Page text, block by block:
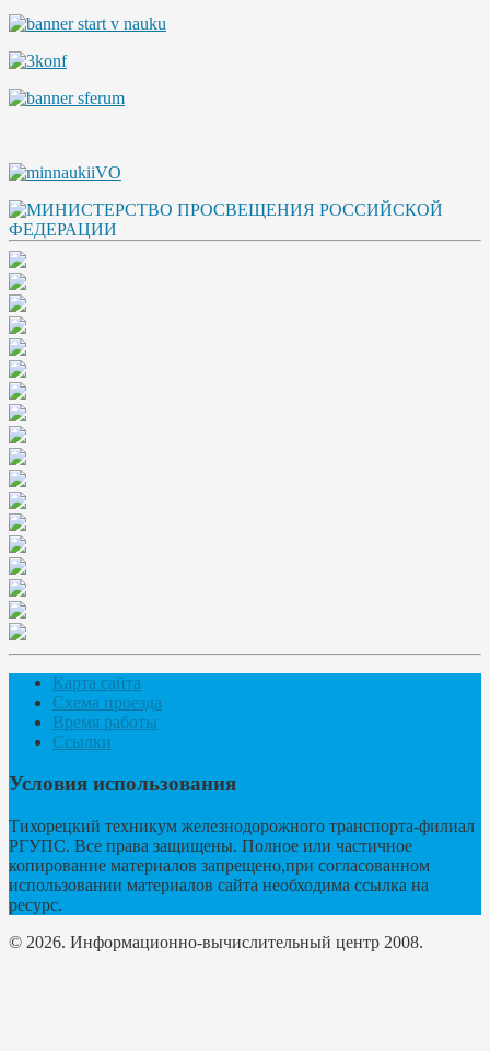
Карта сайта
Схема проезда
Время работы
Ссылки
Условия использования
Тихорецкий техникум железнодорожного транспорта-филиал
РГУПС. Все права защищены. Полное или частичное
копирование материалов запрещено,при согласованном
использовании материалов сайта необходима ссылка на
ресурс.
© 2026. Информационно-вычислительный центр 2008.